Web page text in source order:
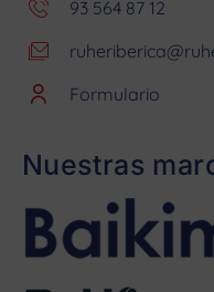
93 564 87 12
Formulario
Nuestras